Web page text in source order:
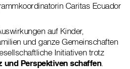
Caritas Ecuador
auf Kinder,
und ganze Gemeinschaften
Initiativen trotz
und Perspektiven schaffen.